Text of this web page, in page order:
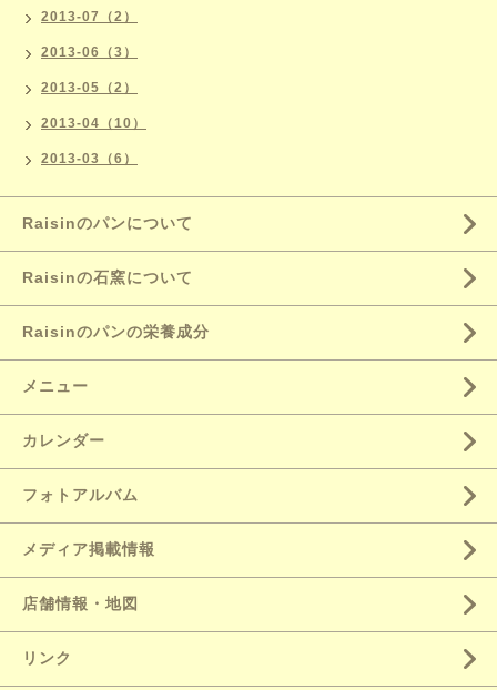
2013-07（2）
2013-06（3）
2013-05（2）
2013-04（10）
2013-03（6）
Raisinのパンについて
Raisinの石窯について
Raisinのパンの栄養成分
メニュー
カレンダー
フォトアルバム
メディア掲載情報
店舗情報・地図
リンク